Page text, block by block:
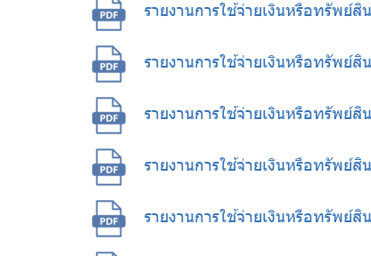
รายงานการใช้จ่ายเงินหรือทรัพย์
รายงานการใช้จ่ายเงินหรือทรัพย์
รายงานการใช้จ่ายเงินหรือทรัพย์
รายงานการใช้จ่ายเงินหรือทรัพย์
รายงานการใช้จ่ายเงินหรือทรัพย์